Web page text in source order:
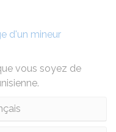
d'un mineur
vous soyez de